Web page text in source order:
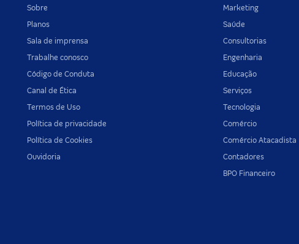
Sobre
Planos
Sala de imprensa
Trabalhe conosco
Código de Conduta
Canal de Ética
Termos de Uso
Política de privacidade
Política de Cookies
Ouvidoria
Marketing
Saúde
Consultorias
Engenharia
Educação
Serviços
Tecnologia
Comércio
Comércio Atacadista
Contadores
BPO Financeiro